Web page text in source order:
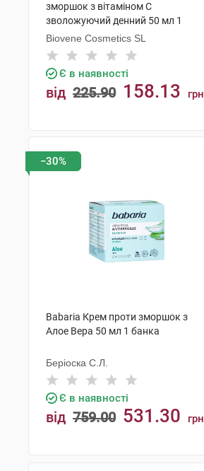
зморшок з вітаміном С
зволожуючий денний 50 мл 1
банка
Biovene Cosmetics SL
Є в наявності
від 225.90 158.13 грн
−30%
Babaria Крем проти зморшок з
Алое Вера 50 мл 1 банка
Беріоска С.Л.
Є в наявності
від 759.00 531.30 грн